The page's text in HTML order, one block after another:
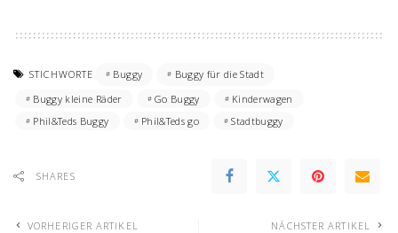
STICHWORTE Buggy
Buggy für die Stadt
Buggy kleine Räder
Go Buggy
Kinderwagen
Phil&Teds Buggy
Phil&Teds go Stadtbuggy
SHARES
VORHERIGER ARTIKEL NÄCHSTER ARTIKEL